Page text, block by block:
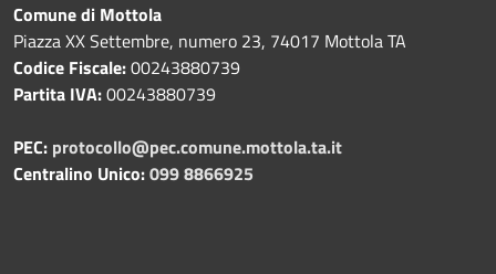
Comune di Mottola
Piazza XX Settembre, numero 23, 74017 Mottola TA
Codice Fiscale:00243880739
Partita IVA:00243880739
PEC: protocollo@pec.comune.mottola.ta.it
Centralino Unico:099 8866925